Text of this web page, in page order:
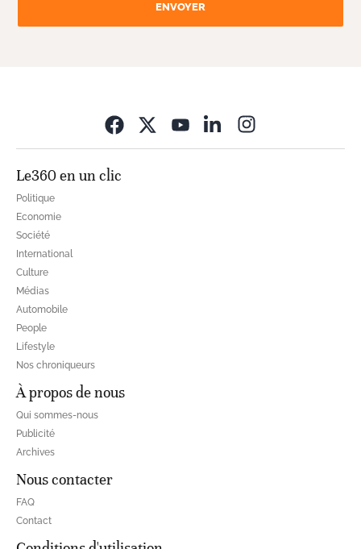
ENVOYER
Le360 en un clic
Politique
Economie
Société
International
Culture
Médias
Automobile
People
Lifestyle
Nos chroniqueurs
À propos de nous
Qui sommes-nous
Publicité
Archives
Nous contacter
FAQ
Contact